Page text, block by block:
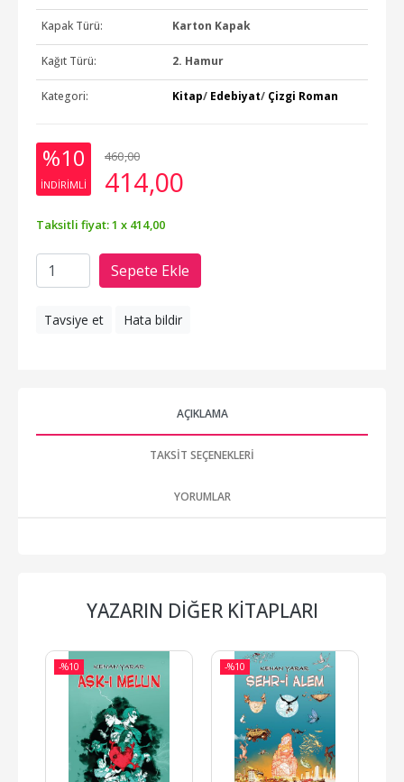
Kapak Türü: Karton Kapak
Kağıt Türü: 2. Hamur
Kategori: Kitap/ Edebiyat/ Çizgi Roman
%10
INDIRIMLI
460,00
414,00
Taksitli fiyat: 1 x 414,00
Sepete Ekle
Tavsiye et Hata bildir
AÇIKLAMA
TAKSIT SEÇENEKLERI
YORUMLAR
YAZARIN DIĞER KITAPLARI
-%10 -%10